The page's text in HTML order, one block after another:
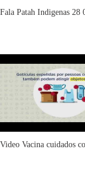
Fala Patah Indigenas 28
Video Vacina cuidados